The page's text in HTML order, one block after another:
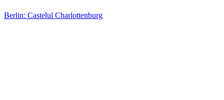
Berlin: Castelul Charlottenburg